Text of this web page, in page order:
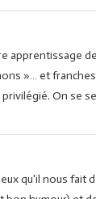
apprentissage
»… et
On se
qu'il nous fait